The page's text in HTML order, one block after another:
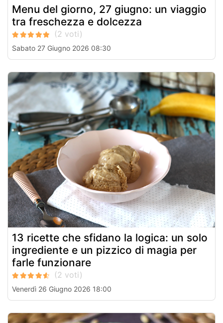
Menu del giorno, 27 giugno: un viaggio
tra freschezza e dolcezza
Sabato 27 Giugno 2026 08:30
13 ricette che sfidano la logica: un solo
ingrediente e un pizzico di magia per
farle funzionare
Venerdì 26 Giugno 2026 18:00